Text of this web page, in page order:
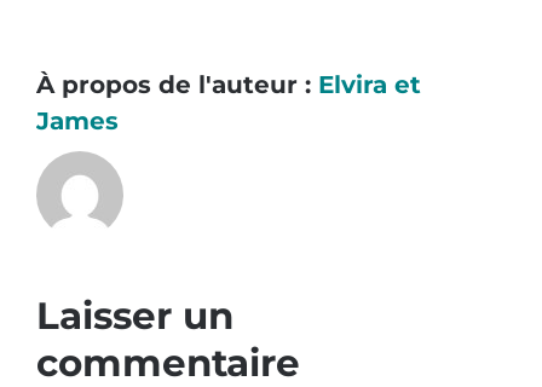
À propos de l'auteur : Elvira et
James
Laisser un
commentaire